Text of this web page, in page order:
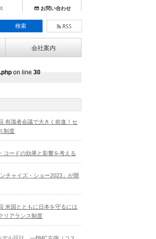
お問い合わせ
会社案内
on line 30
on line 30
有識者会議で大きく前進！セ
制度
コードの効果と影響を考える
チャイズ・ショー2023」が開
米国とともに日本を守るには
リアランス制度